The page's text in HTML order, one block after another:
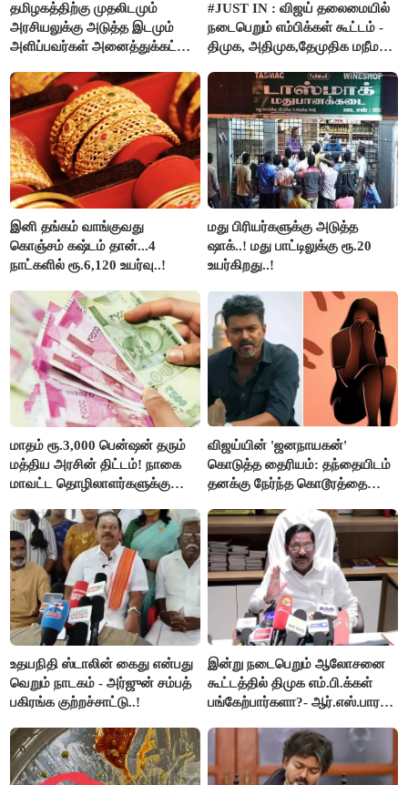
தமிழகத்திற்கு முதலிடமும்
அரசியலுக்கு அடுத்த இடமும்
அளிப்பவர்கள் அனைத்துக்கட்சி
பங்கேற்பார்கள் - மாணிக்கம்
தாகூர்..!!
#JUST IN : விஜய் தலைமையில்
நடைபெறும் எம்பிக்கள் கூட்டம் -
திமுக, அதிமுக,தேமுதிக மநீம
இனி தங்கம் வாங்குவது
கொஞ்சம் கஷ்டம் தான்...4
நாட்களில் ரூ.6,120 உயர்வு..!
மது பிரியர்களுக்கு அடுத்த
ஷாக்..! மது பாட்டிலுக்கு ரூ.20
உயர்கிறது..!
மாதம் ரூ.3,000 பென்ஷன் தரும்
மத்திய அரசின் திட்டம்! நாகை
மாவட்ட தொழிலாளர்களுக்கு
செய்தி!
விஜய்யின் 'ஜனநாயகன்'
கொடுத்த தைரியம்: தந்தையிடம்
தனக்கு நேர்ந்த கொடூரத்தை
உதயநிதி ஸ்டாலின் கைது என்பது
வெறும் நாடகம் - அர்ஜுன் சம்பத்
பகிரங்க குற்றச்சாட்டு..!
இன்று நடைபெறும் ஆலோசனை
கூட்டத்தில் திமுக எம்.பி.க்கள்
பங்கேற்பார்களா?- ஆர்.எஸ்.பாரதி